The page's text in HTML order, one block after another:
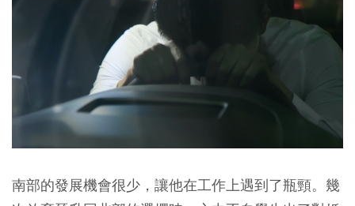
南部的發展機會很少，讓他在工作上遇到了瓶頸。幾